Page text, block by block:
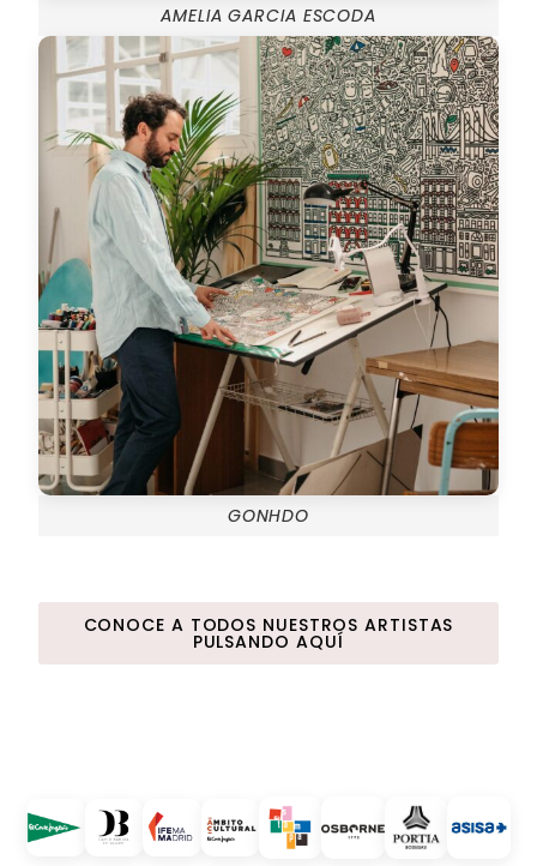
AMELIA GARCIA ESCODA
GONHDO
CONOCE A TODOS NUESTROS ARTISTAS
PULSANDO AQUÍ